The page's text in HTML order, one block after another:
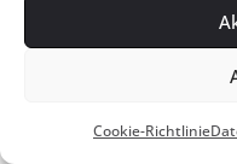
Cookie-Richtlinie